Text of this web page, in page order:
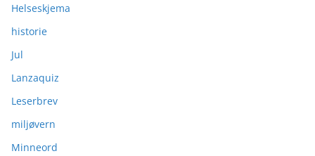
Helseskjema
historie
Jul
Lanzaquiz
Leserbrev
miljøvern
Minneord